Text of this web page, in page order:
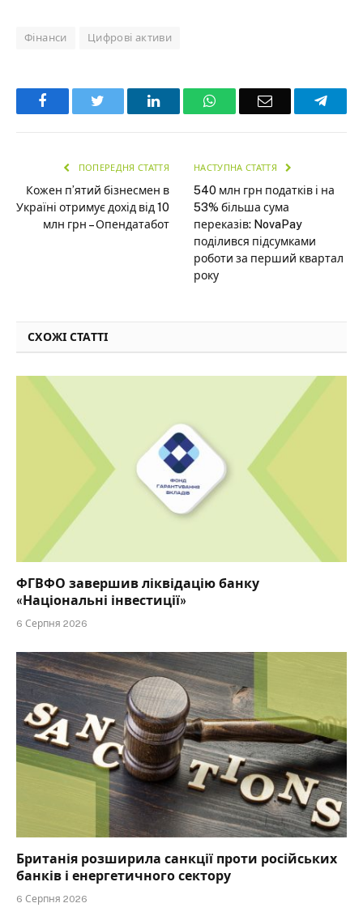
Фінанси Цифрові активи
Facebook LinkedInWhatsAppEmail
ПОПЕРЕДНЯ СТАТТЯ
Кожен п’ятий бізнесмен в
Україні отримує дохід від 10
млн грн – Опендатабот
НАСТУПНА СТАТТЯ
540 млн грн податків і на
53% більша сума
переказів: NovaPay
поділився підсумками
роботи за перший квартал
року
СХОЖІ СТАТТІ
ФГВФО завершив ліквідацію банку
«Національні інвестиції»
6 Серпня 2026
Британія розширила санкції проти російських
банків і енергетичного сектору
6 Серпня 2026